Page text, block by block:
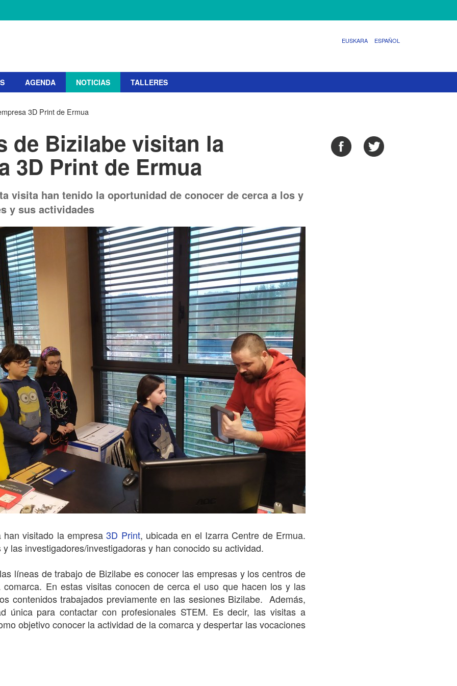
EUSKARA ESPAÑOL
AGENDA NOTICIAS TALLERES
3D Print de Ermua
de Bizilabe visitan la
3D Print de Ermua
visita han tenido la oportunidad de conocer de cerca a los y
y sus actividades
han visitado la empresa3D Print, ubicada en el Izarra Centre de Ermua.
las investigadores/investigadoras y han conocido su actividad.
líneas de trabajo de Bizilabe es conocer las empresas y los centros de
comarca. En estas visitas conocen de cerca el uso que hacen los y las
contenidos trabajados previamente en las sesiones Bizilabe. Además,
única para contactar con profesionales STEM. Es decir, las visitas a
objetivo conocer la actividad de la comarca y despertar las vocaciones